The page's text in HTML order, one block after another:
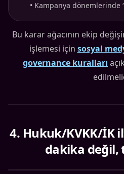
• Kampanya dönemlerinde
Bu karar ağacının ekip
işlemesi için sosyal
governance kuralları
4. Hukuk/KVKK/İK
dakika değil,